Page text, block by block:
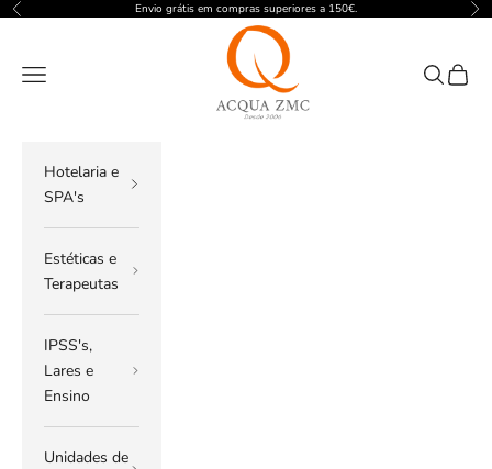
Pular para o conteúdo
Anterior Envio grátis em compras superiores a 150€.
ACQUA ZMC
Menu
Pesquisar
Hotelaria e
SPA's
Estéticas e
Terapeutas
IPSS's,
Lares e
Ensino
Unidades de